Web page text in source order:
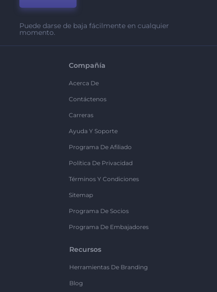
Puede darse de baja fácilmente en cualquier
momento.
Compañía
Acerca De
Contáctenos
Carreras
Ayuda Y Soporte
Programa De Afiliado
Política De Privacidad
Términos Y Condiciones
Sitemap
Programa De Socios
Programa De Embajadores
Recursos
Herramientas De Branding
Blog